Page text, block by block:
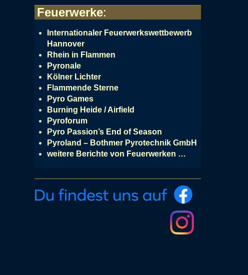
Feuerwerke:
Internationaler Feuerwerkswettbewerb
Hannover
Rhein in Flammen
Pyronale
Kölner Lichter
Flammende Sterne
Pyro Games
Burning Heide / Airfield
Pyroforum
Pyro Passion’s End of Season
Pyroland – Bothmer Pyrotechnik GmbH
weitere Berichte von Feuerwerken …